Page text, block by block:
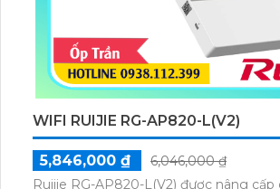
WIFI RUIJIE RG-AP820-L(V2)
5,846,000 ₫
6,046,000 ₫
Ruijie RG-AP820-L(V2) được nâng cấp